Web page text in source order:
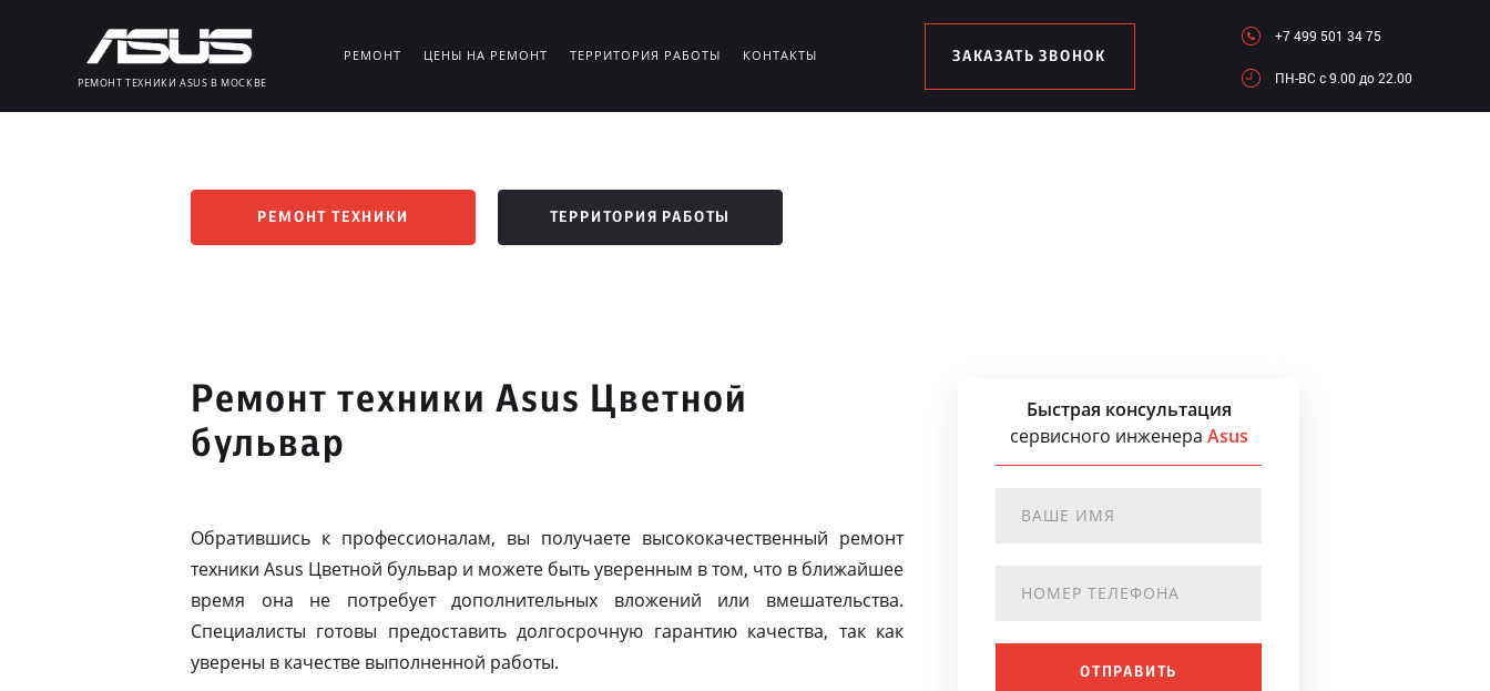
РЕМОНТ ТЕХНИКИ ASUS В МОСКВЕ
РЕМОНТ ЦЕНЫ НА РЕМОНТ ТЕРРИТОРИЯ РАБОТЫ КОНТАКТЫ ЗАКАЗАТЬ ЗВОНОК
+7 499 501 34 75
ПН-ВC c 9.00 до 22.00
РЕМОНТ ТЕХНИКИ ТЕРРИТОРИЯ РАБОТЫ
Ремонт техники Asus Цветной
бульвар
Обратившись к профессионалам, вы получаете высококачественный ремонт
техники Asus Цветной бульвар и можете быть уверенным в том, что в ближайшее
время она не потребует дополнительных вложений или вмешательства.
Специалисты готовы предоставить долгосрочную гарантию качества, так как
уверены в качестве выполненной работы.
Быстрая консультация
сервисного инженера Asus
ОТПРАВИТЬ